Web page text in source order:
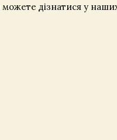
можете дізнатися у